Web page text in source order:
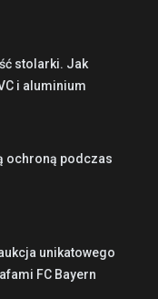
stolarki. Jak
i aluminium
ochroną podczas
unikatowego
FC Bayern